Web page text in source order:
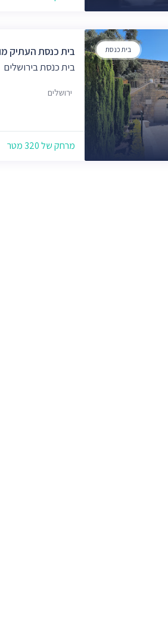
בית כנסת
בית כנסת העתיק
בית כנסת בירושלים
ירושלים
מרחק של 320 מטר